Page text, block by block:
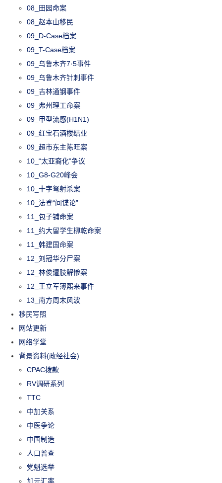
08_田园命案
08_赵本山移民
09_D-Case档案
09_T-Case档案
09_乌鲁木齐7·5事件
09_乌鲁木齐针刺事件
09_吉林通钢事件
09_弗州理工命案
09_甲型流感(H1N1)
09_红宝石酒楼结业
09_超市东主陈旺案
10_“太亚裔化”争议
10_G8-G20峰会
10_十字弩射杀案
10_法登“间谍论”
11_包子铺命案
11_约大留学生柳乾命案
11_韩建国命案
12_刘冠华分尸案
12_林俊遭肢解惨案
12_王立军薄熙来事件
13_南方周末风波
移民写照
网站更新
网络学堂
背景资料(政经社会)
CPAC拨款
RV调研系列
TTC
中加关系
中医争论
中国制造
人口普查
党魁选举
加元汇率